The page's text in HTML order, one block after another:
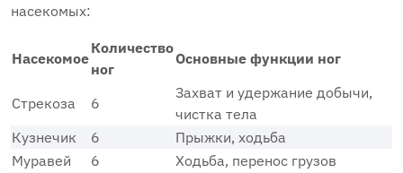
насекомых:
Насекомое
Количество
ног
Основные функции ног
Стрекоза 6
Захват и удержание добычи‚
чистка тела
Кузнечик
6
Прыжки‚ ходьба
Муравей
6
Ходьба‚ перенос грузов